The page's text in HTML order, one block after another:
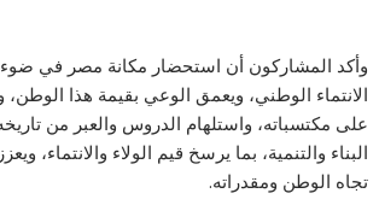
وأكد المشاركون أن استحضار مكانة مصر في ضوء
الانتماء الوطني، ويعمق الوعي بقيمة هذا
على مكتسباته، واستلهام الدروس والعبر من
البناء والتنمية، بما يرسخ قيم الولاء والانتماء،
تجاه الوطن ومقدراته.